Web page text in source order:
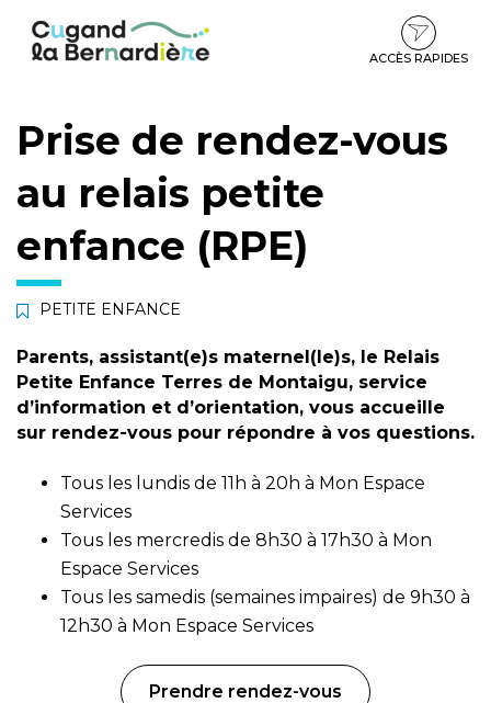
contenu
pied
ACCÈS RAPIDES
Prise de rendez-vous
au relais petite
enfance (RPE)
PETITE ENFANCE
Parents, assistant(e)s maternel(le)s, le Relais
Petite Enfance Terres de Montaigu, service
d’information et d’orientation, vous accueille
sur rendez-vous pour répondre à vos questions.
Tous les lundis de 11h à 20h à Mon Espace
Services
Tous les mercredis de 8h30 à 17h30 à Mon
Espace Services
Tous les samedis (semaines impaires) de 9h30 à
12h30 à Mon Espace Services
Prendre rendez-vous